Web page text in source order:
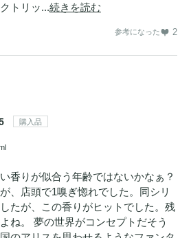
トリッ...続きを読む
参考になった 2
購入品
香りが似合う年齢ではないかなぁ？
、店頭で1嗅ぎ惚れでした。同シリ
たが、この香りがヒットでした。残
ね。 夢の世界がコンセプトだそう